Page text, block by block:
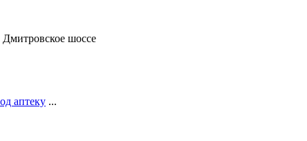
Дмитровское шоссе
аптеку ...